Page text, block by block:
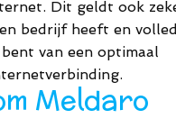
Dit geldt ook
bedrijf heeft en
van een optimaal
Meldaro